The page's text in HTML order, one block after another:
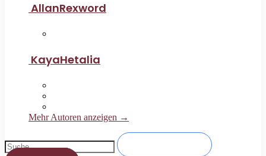
AllanRexword
KayaHetalia
Mehr Autoren anzeigen →